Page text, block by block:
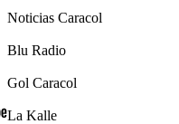
youtube-
Noticias Caracol
Blu Radio
Gol Caracol
La Kalle